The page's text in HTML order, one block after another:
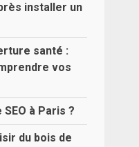
installer un
santé :
vos
à Paris ?
du bois de